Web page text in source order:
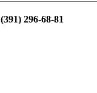
(391) 296-68-81